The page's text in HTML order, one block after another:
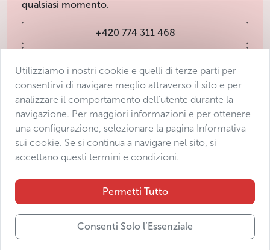
qualsiasi momento.
+420 774 311 468
Condizioni di vendita
Protezione dei dati
Dichiarazione di accessibilità
Manage consent
Utilizziamo i nostri cookie e quelli di terze parti per
consentirvi di navigare meglio attraverso il sito e per
analizzare il comportamento dell’utente durante la
navigazione. Per maggiori informazioni e per ottenere
una configurazione, selezionare la pagina Informativa
sui cookie. Se si continua a navigare nel sito, si
accettano questi termini e condizioni.
Permetti Tutto
Consenti Solo l’Essenziale